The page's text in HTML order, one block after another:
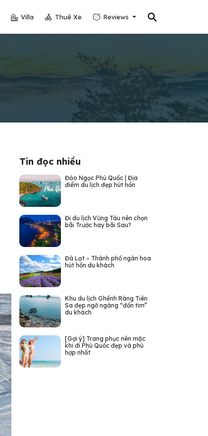
⚲
Villa Thuê Xe Reviews
Tin đọc nhiều
Đảo Ngọc Phú Quốc | Địa
điểm du lịch đẹp hút hồn
Đi du lịch Vũng Tàu nên chọn
bãi Trước hay bãi Sau?
Đà Lạt – Thành phố ngàn hoa
hút hồn du khách
Khu du lịch Ghềnh Ráng Tiên
Sa đẹp ngỡ ngàng “đốn tim”
du khách
[Gợi ý] Trang phục nên mặc
khi đi Phú Quốc đẹp và phù
hợp nhất